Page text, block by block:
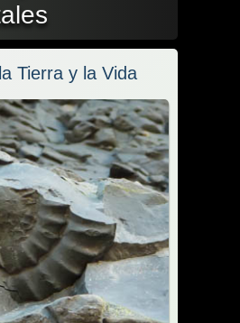
Tierra y la Vida